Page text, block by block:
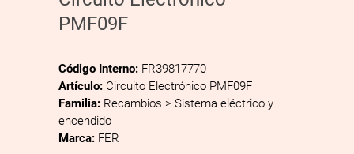
PMF09F
Código Interno: FR39817770
Artículo: Circuito Electrónico PMF09F
Familia: Recambios > Sistema eléctrico y
encendido
Marca: FER